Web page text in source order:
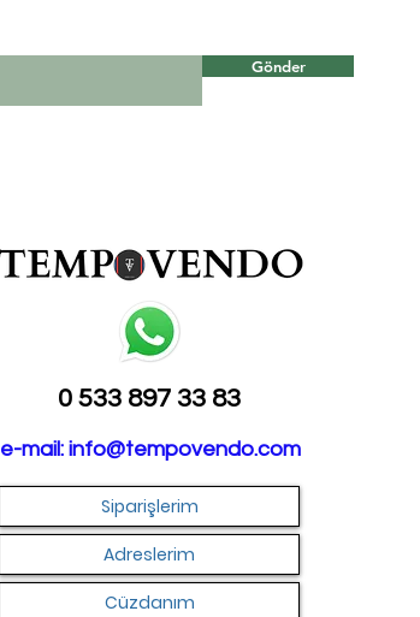
Gönder
0 533 897 33 83
e-mail: info@tempovendo.com
Siparişlerim
Adreslerim
Cüzdanım